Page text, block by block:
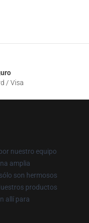
/ Visa
nuestro equipo
amplia
son hermosos
productos
allí para